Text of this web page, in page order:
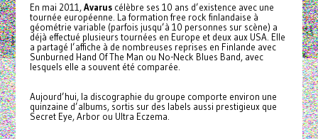
En mai 2011,Avaruscélèbre ses 10 ans d’existence avec une
tournée européenne. La formation free rock finlandaise à
géométrie variable (parfois jusqu’à 10 personnes sur scène) a
déjà effectué plusieurs tournées en Europe et deux aux USA. Elle
a partagé l’affiche à de nombreuses reprises en Finlande avec
Sunburned Hand Of The Man ou No-Neck Blues Band, avec
lesquels elle a souvent été comparée.
Aujourd’hui, la discographie du groupe comporte environ une
quinzaine d’albums, sortis sur des labels aussi prestigieux que
Secret Eye, Arbor ou Ultra Eczema.